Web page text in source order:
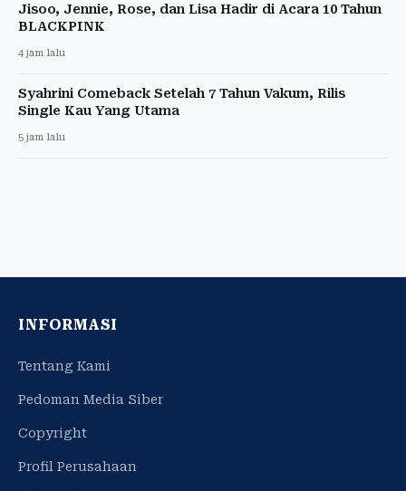
Jisoo, Jennie, Rose, dan Lisa Hadir di Acara 10 Tahun
BLACKPINK
4 jam lalu
Syahrini Comeback Setelah 7 Tahun Vakum, Rilis
Single Kau Yang Utama
5 jam lalu
INFORMASI
Tentang Kami
Pedoman Media Siber
Copyright
Profil Perusahaan